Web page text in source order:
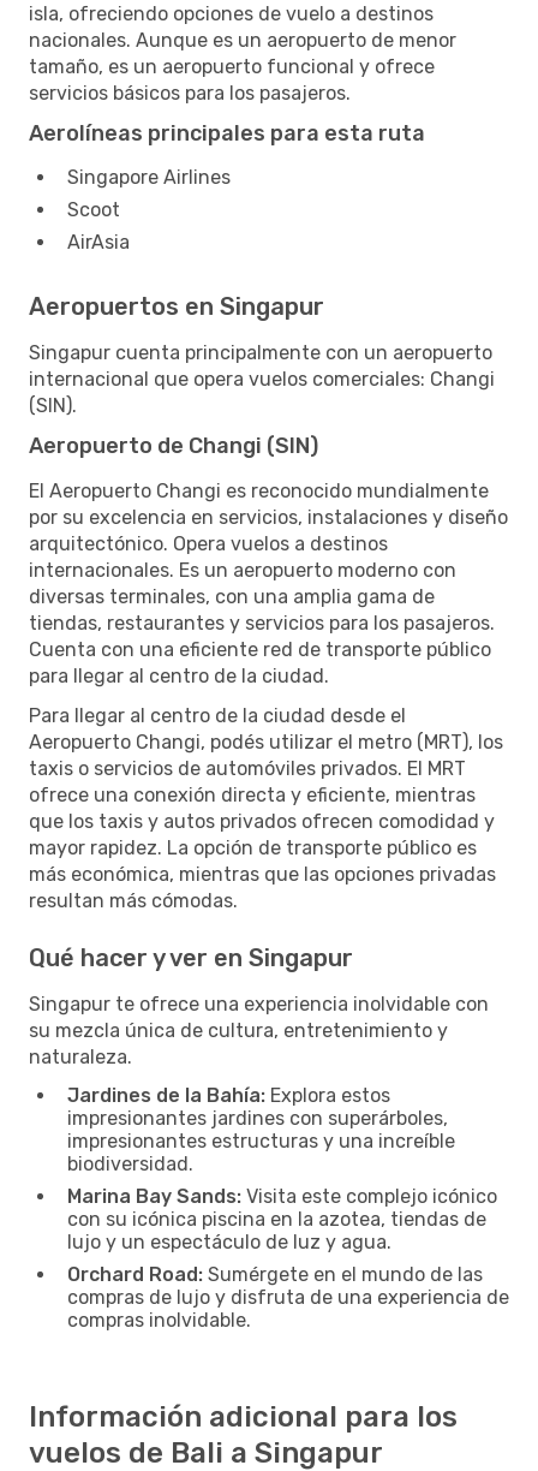
isla, ofreciendo opciones de vuelo a destinos
nacionales. Aunque es un aeropuerto de menor
tamaño, es un aeropuerto funcional y ofrece
servicios básicos para los pasajeros.
Aerolíneas principales para esta ruta
Singapore Airlines
Scoot
AirAsia
Aeropuertos en Singapur
Singapur cuenta principalmente con un aeropuerto
internacional que opera vuelos comerciales: Changi
(SIN).
Aeropuerto de Changi (SIN)
El Aeropuerto Changi es reconocido mundialmente
por su excelencia en servicios, instalaciones y diseño
arquitectónico. Opera vuelos a destinos
internacionales. Es un aeropuerto moderno con
diversas terminales, con una amplia gama de
tiendas, restaurantes y servicios para los pasajeros.
Cuenta con una eficiente red de transporte público
para llegar al centro de la ciudad.
Para llegar al centro de la ciudad desde el
Aeropuerto Changi, podés utilizar el metro (MRT), los
taxis o servicios de automóviles privados. El MRT
ofrece una conexión directa y eficiente, mientras
que los taxis y autos privados ofrecen comodidad y
mayor rapidez. La opción de transporte público es
más económica, mientras que las opciones privadas
resultan más cómodas.
Qué hacer y ver en Singapur
Singapur te ofrece una experiencia inolvidable con
su mezcla única de cultura, entretenimiento y
naturaleza.
Jardines de la Bahía: Explora estos
impresionantes jardines con superárboles,
impresionantes estructuras y una increíble
biodiversidad.
Marina Bay Sands: Visita este complejo icónico
con su icónica piscina en la azotea, tiendas de
lujo y un espectáculo de luz y agua.
Orchard Road: Sumérgete en el mundo de las
compras de lujo y disfruta de una experiencia de
compras inolvidable.
Información adicional para los
vuelos de Bali a Singapur